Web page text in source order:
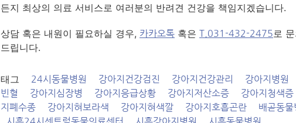
든지 최상의 의료 서비스로 여러분의 반려견 건강을 책임지겠습니다.
​상담 혹은 내원이 필요하실 경우, 카카오톡 혹은 T.031-432-2475로
드립니다.
태그 24시동물병원 강아지건강검진 강아지건강관리 강아지병원
빈혈
강아지심장병 강아지응급상황 강아지저산소증 강아지청색증
지폐수종
강아지혀보라색 강아지혀색깔 강아지호흡곤란
배곧동물